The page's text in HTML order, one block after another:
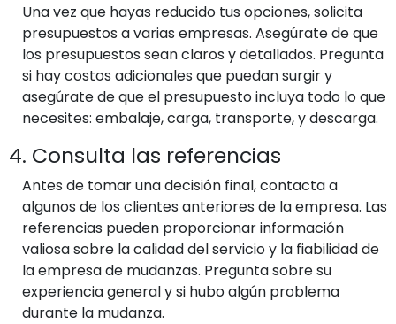
Una vez que hayas reducido tus opciones, solicita
presupuestos a varias empresas. Asegúrate de que
los presupuestos sean claros y detallados. Pregunta
si hay costos adicionales que puedan surgir y
asegúrate de que el presupuesto incluya todo lo que
necesites: embalaje, carga, transporte, y descarga.
4. Consulta las referencias
Antes de tomar una decisión final, contacta a
algunos de los clientes anteriores de la empresa. Las
referencias pueden proporcionar información
valiosa sobre la calidad del servicio y la fiabilidad de
la empresa de mudanzas. Pregunta sobre su
experiencia general y si hubo algún problema
durante la mudanza.